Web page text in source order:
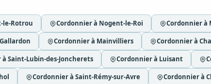
le-Rotrou Cordonnier à Nogent-le-Roi Cordonnier à
Cordonnier à Mainvilliers Cordonnier à
Saint-Lubin-des-Joncherets Cordonnier à Luisant
Cordonnier à Saint-Rémy-sur-Avre Cordonnier à